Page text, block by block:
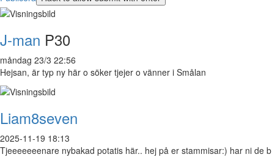
J-man P30
måndag 23/3 22:56
Hejsan, är typ ny här o söker tjejer o vänner i Smålan
Liam8seven
2025-11-19 18:13
Tjeeeeeeenare nybakad potatis här.. hej på er stammisar:) har ni de b